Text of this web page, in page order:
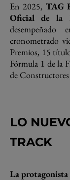
En 2025, TAG
Oficial de la
cronometrado
Premios, 15
Fórmula 1 de la
de
LO
TRACK
La